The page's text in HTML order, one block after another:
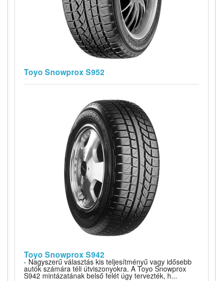
Toyo Snowprox S952
Toyo Snowprox S942
- Nagyszerű választás kis teljesítményű vagy idősebb
autók számára téli útviszonyokra. A Toyo Snowprox
S942 mintázatának belső felét úgy tervezték, h...